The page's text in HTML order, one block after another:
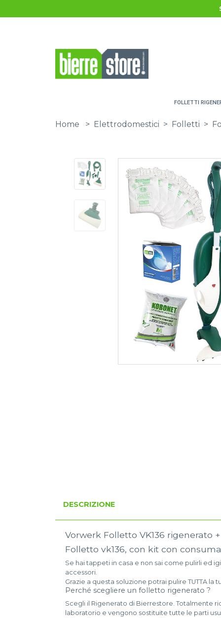
FOLLETTI
Home > Elettrodomestici > Folletti >
DESCRIZIONE
Vorwerk Folletto VK136 rigenerato
Folletto vk136, con kit con
Se hai tappeti in casa e non sai come pulirli ed
accessori.
Grazie a questa soluzione potrai pulire TUTTA
Perché scegliere un folletto rigenerato ?
Scegli il Rigenerato di Bierrestore. Totalmente
laboratorio e vengono sostituite tutte le parti